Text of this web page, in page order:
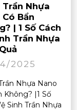
Trần Nhựa
Bẩn
| 1 Số Cách
Trần Nhựa
2025
Nhựa Nano
Không? |1 Số
Sinh Trần Nhựa